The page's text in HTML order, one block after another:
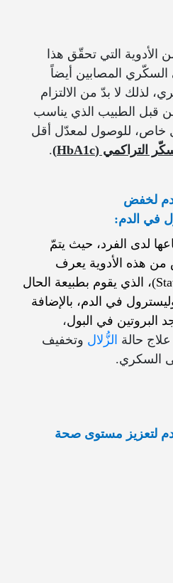
الأدوية التي تحقّق هذا
المصابين أيضاً
لذلك لا بدّ من الالتزام
قبل الطبيب الذي يناسب
خاص، للوصول لمعدّل أقل
التراكمي (HbA1c
)
.
لخفض
في الدم:
لدى الفرد، حيث يتمّ
من هذه الأدوية يعرف
)، الذي يقوم بطبيعة الحال
في الدم، بالإضافة
البروتين في البول،
حالة الزُّلال وتخفيف
السكري.
لتعزيز مستوى صحة